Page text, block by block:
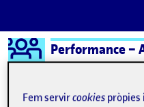
Saltar al contingut
Logo Ágora
Performance –
Fem servircookies pròpies